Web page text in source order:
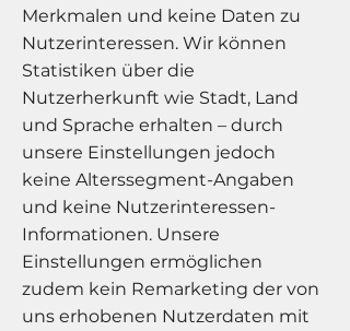
Merkmalen und keine Daten zu
Nutzerinteressen. Wir können
Statistiken über die
Nutzerherkunft wie Stadt, Land
und Sprache erhalten – durch
unsere Einstellungen jedoch
keine Alterssegment-Angaben
und keine Nutzerinteressen-
Informationen. Unsere
Einstellungen ermöglichen
zudem kein Remarketing der von
uns erhobenen Nutzerdaten mit